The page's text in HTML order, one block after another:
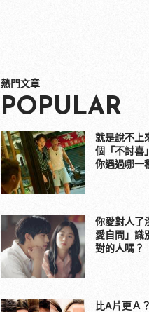
熱門文章
POPULAR
就是說不上
個「不討喜
你遇過哪一
你愛對人了
愛自問」識
對的人嗎？
比A片更Ａ